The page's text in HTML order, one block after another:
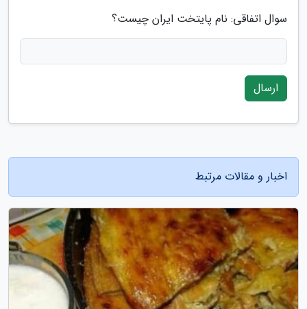
سوال اتفاقی: نام پایتخت ایران چیست؟
ارسال
اخبار و مقالات مرتبط